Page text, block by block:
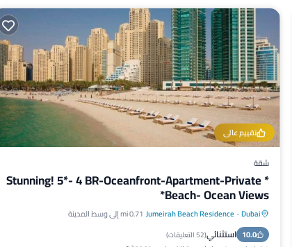
تقييم عالي
شقة
* Stunning! 5*- 4 BR-Oceanfront-Apartment-Private
Beach- Ocean Views*
Dubai
·
Jumeirah Beach Residence 0.71 mi إلى وسط المدينة
10.0 استثنائي(52 التعليقات )
مواجه للمحيط
حوض استحمام ساخن
موقف سيارات